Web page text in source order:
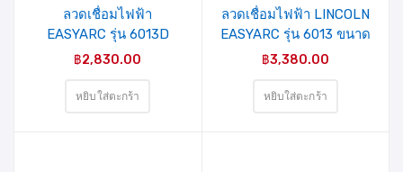
ลวดเชื่อมไฟฟ้า
EASYARC รุ่น 6013D
ขนาด 3.2 มม.
฿2,830.00
หยิบใส่ตะกร้า
ลวดเชื่อมไฟฟ้า LINCOLN
EASYARC รุ่น 6013 ขนาด
3.2 มม.
฿3,380.00
หยิบใส่ตะกร้า